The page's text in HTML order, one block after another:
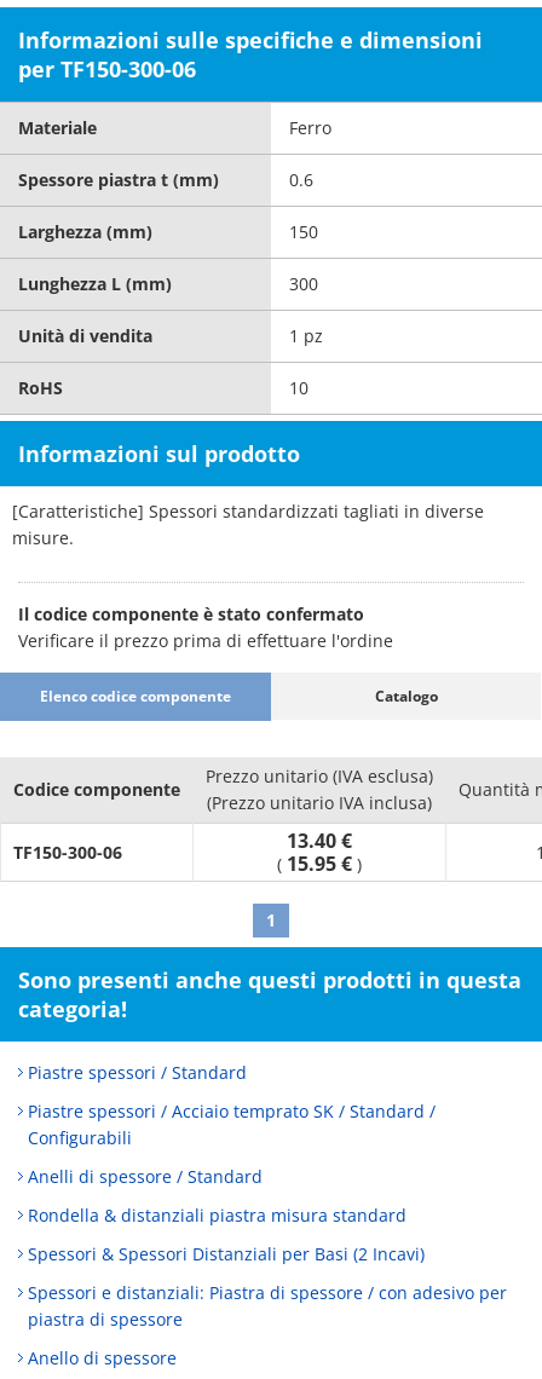
Informazioni sulle specifiche e dimensioni
per TF150-300-06
Materiale Ferro
Spessore piastra t (mm) 0.6
Larghezza (mm) 150
Lunghezza L (mm) 300
Unità di vendita 1 pz
RoHS 10
Informazioni sul prodotto
[Caratteristiche] Spessori standardizzati tagliati in diverse
misure.
Il codice componente è stato confermato
Verificare il prezzo prima di effettuare l'ordine
Elenco codice componente Catalogo
Codice componente
Prezzo unitario (IVA esclusa)
(Prezzo unitario IVA inclusa)
Quantità
TF150-300-06 13.40 €
( 15.95 € )
1
Sono presenti anche questi prodotti in questa
categoria!
Piastre spessori / Standard
Piastre spessori / Acciaio temprato SK / Standard /
Configurabili
Anelli di spessore / Standard
Rondella & distanziali piastra misura standard
Spessori & Spessori Distanziali per Basi (2 Incavi)
Spessori e distanziali: Piastra di spessore / con adesivo per
piastra di spessore
Anello di spessore